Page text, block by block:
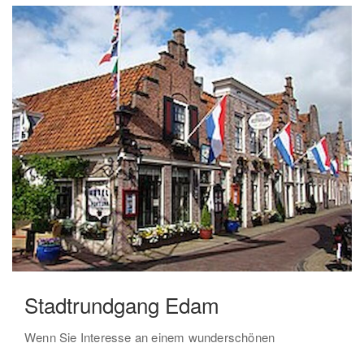
Stadtrundgang Edam
Wenn Sie Interesse an einem wunderschönen